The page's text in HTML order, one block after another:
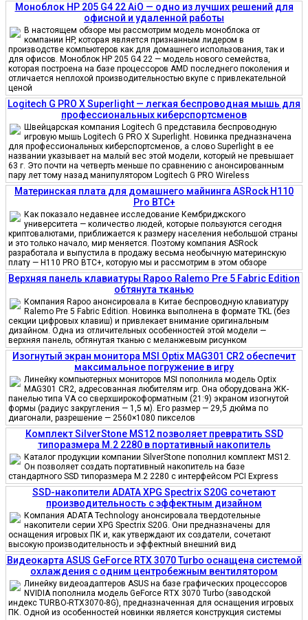
Моноблок HP 205 G4 22 AiO — одно из лучших решений для
офисной и удаленной работы
В настоящем обзоре мы рассмотрим модель моноблока от
компании HP, которая является признанным лидером в
производстве компьютеров как для домашнего использования, так и
для офисов. Моноблок HP 205 G4 22 — модель нового семейства,
которая построена на базе процессоров AMD последнего поколения и
отличается неплохой производительностью вкупе с привлекательной
ценой
Logitech G PRO X Superlight — легкая беспроводная мышь для
профессиональных киберспортсменов
Швейцарская компания Logitech G представила беспроводную
игровую мышь Logitech G PRO X Superlight. Новинка предназначена
для профессиональных киберспортсменов, а слово Superlight в ее
названии указывает на малый вес этой модели, который не превышает
63 г. Это почти на четверть меньше по сравнению с анонсированным
пару лет тому назад манипулятором Logitech G PRO Wireless
Материнская плата для домашнего майнинга ASRock H110
Pro BTC+
Как показало недавнее исследование Кембриджского
университета — количество людей, которые пользуются сегодня
криптовалютами, приближается к размеру населения небольшой страны
и это только начало, мир меняется. Поэтому компания ASRock
разработала и выпустила в продажу весьма необычную материнскую
плату — H110 PRO BTC+, которую мы и рассмотрим в этом обзоре
Верхняя панель клавиатуры Rapoo Ralemo Pre 5 Fabric Edition
обтянута тканью
Компания Rapoo анонсировала в Китае беспроводную клавиатуру
Ralemo Pre 5 Fabric Edition. Новинка выполнена в формате TKL (без
секции цифровых клавиш) и привлекает внимание оригинальным
дизайном. Одна из отличительных особенностей этой модели —
верхняя панель, обтянутая тканью с меланжевым рисунком
Изогнутый экран монитора MSI Optix MAG301 CR2 обеспечит
максимальное погружение в игру
Линейку компьютерных мониторов MSI пополнила модель Optix
MAG301 CR2, адресованная любителям игр. Она оборудована ЖК-
панелью типа VA со сверхширокоформатным (21:9) экраном изогнутой
формы (радиус закругления — 1,5 м). Его размер — 29,5 дюйма по
диагонали, разрешение — 2560×1080 пикселов
Комплект SilverStone MS12 позволяет превратить SSD
типоразмера M.2 2280 в портативный накопитель
Каталог продукции компании SilverStone пополнил комплект MS12.
Он позволяет создать портативный накопитель на базе
стандартного SSD типоразмера M.2 2280 с интерфейсом PCI Express
SSD-накопители ADATA XPG Spectrix S20G сочетают
производительность с эффектным дизайном
Компания ADATA Technology анонсировала твердотельные
накопители серии XPG Spectrix S20G. Они предназначены для
оснащения игровых ПК и, как утверждают их создатели, сочетают
высокую производительность и эффектный внешний вид
Видеокарта ASUS GeForce RTX 3070 Turbo оснащена системой
охлаждения с одним центробежным вентилятором
Линейку видеоадаптеров ASUS на базе графических процессоров
NVIDIA пополнила модель GeForce RTX 3070 Turbo (заводской
индекс TURBO-RTX3070-8G), предназначенная для оснащения игровых
ПК. Одной из особенностей новинки является конструкция системы